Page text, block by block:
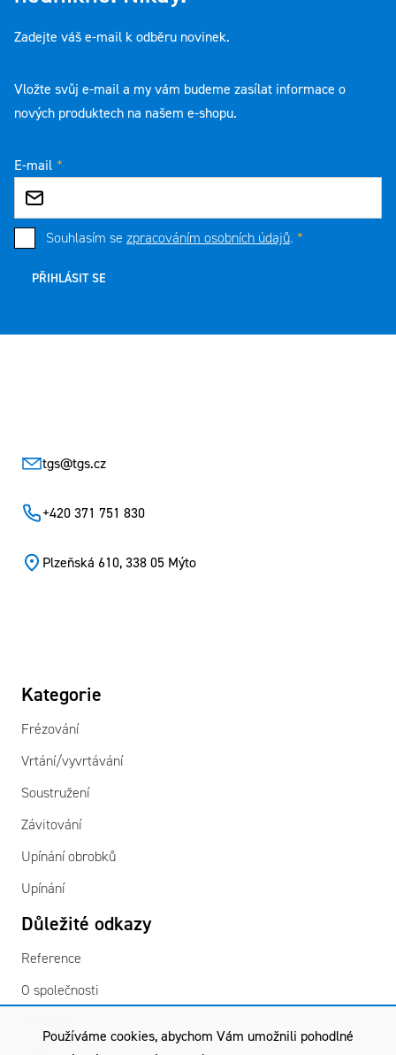
Používáme cookies, abychom Vám umožnili pohodlné
Zadejte váš e-mail k odběru novinek.
Vložte svůj e-mail a my vám budeme zasílat informace o
nových produktech na našem e-shopu.
E-mail
Souhlasím se zpracováním osobních údajů.
PŘIHLÁSIT SE
tgs@tgs.cz
+420 371 751 830
Plzeňská 610, 338 05 Mýto
Kategorie
Frézování
Vrtání/vyvrtávání
Soustružení
Závitování
Upínání obrobků
Upínání
Důležité odkazy
Reference
O společnosti